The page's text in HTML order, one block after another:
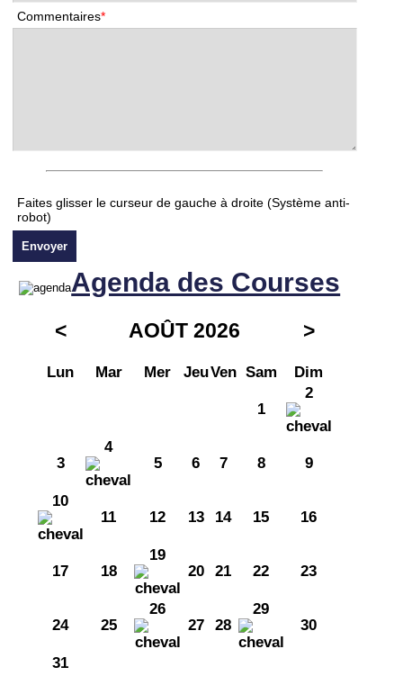
Commentaires*
Faites glisser le curseur de gauche à droite (Système anti-
robot)
Agenda des Courses
< AOÛT 2026 >
Lun Mar Mer JeuVen Sam Dim
1
2
3
4
5
6 7 8 9
10
11
12 13 14 15 16
17 18
19
20
21 22 23
24 25
26
27
28
29
30
31